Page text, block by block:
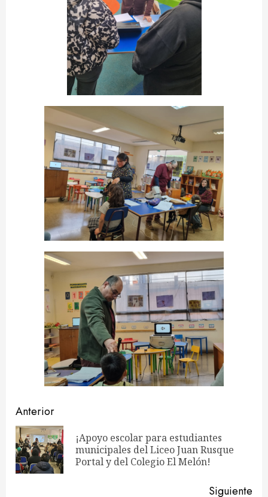
Navegación
de
entradas
Anterior
¡Apoyo escolar para estudiantes
municipales del Liceo Juan Rusque
Portal y del Colegio El Melón!
Siguiente